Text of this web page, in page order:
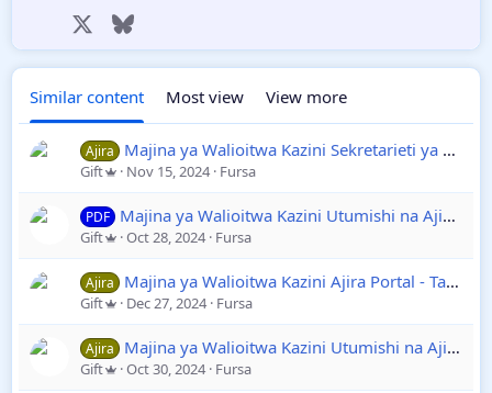
Facebook Bluesky
Similar content Most view View more
Ajira Majina ya Walioitwa Kazini Sekretarieti ya Ajira Utumishi | Taasisi Mbalimbali PDF
Gift Nov 15, 2024 Fursa
PDF Majina ya Walioitwa Kazini Utumishi na Ajira Portal | Kada za Afya
Gift Oct 28, 2024 Fursa
Ajira Majina ya Walioitwa Kazini Ajira Portal - Taasisi Mbalimbali Serikalini
Gift Dec 27, 2024 Fursa
Ajira Majina ya Walioitwa Kazini Utumishi na Ajira Portal | Mkoa wa Arusha
Gift Oct 30, 2024 Fursa